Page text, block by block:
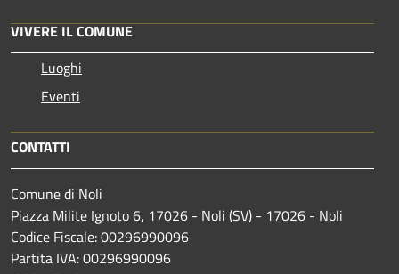
VIVERE IL COMUNE
Luoghi
Eventi
CONTATTI
Comune di Noli
Piazza Milite Ignoto 6, 17026 - Noli (SV) - 17026 - Noli
Codice Fiscale: 00296990096
Partita IVA: 00296990096